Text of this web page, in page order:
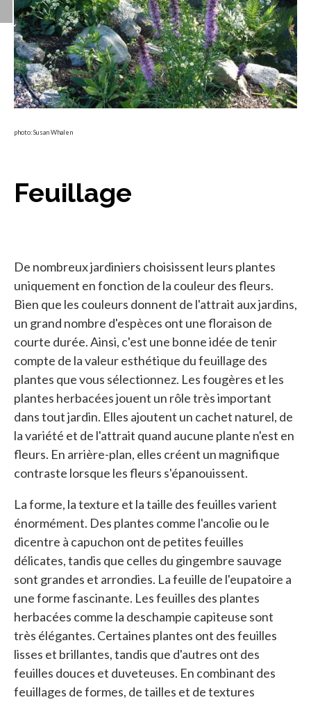
photo: Susan Whalen
Feuillage
De nombreux jardiniers choisissent leurs plantes
uniquement en fonction de la couleur des fleurs.
Bien que les couleurs donnent de l'attrait aux jardins,
un grand nombre d'espèces ont une floraison de
courte durée. Ainsi, c'est une bonne idée de tenir
compte de la valeur esthétique du feuillage des
plantes que vous sélectionnez. Les fougères et les
plantes herbacées jouent un rôle très important
dans tout jardin. Elles ajoutent un cachet naturel, de
la variété et de l'attrait quand aucune plante n'est en
fleurs. En arrière-plan, elles créent un magnifique
contraste lorsque les fleurs s'épanouissent.
La forme, la texture et la taille des feuilles varient
énormément. Des plantes comme l'ancolie ou le
dicentre à capuchon ont de petites feuilles
délicates, tandis que celles du gingembre sauvage
sont grandes et arrondies. La feuille de l'eupatoire a
une forme fascinante. Les feuilles des plantes
herbacées comme la deschampie capiteuse sont
très élégantes. Certaines plantes ont des feuilles
lisses et brillantes, tandis que d'autres ont des
feuilles douces et duveteuses. En combinant des
feuillages de formes, de tailles et de textures